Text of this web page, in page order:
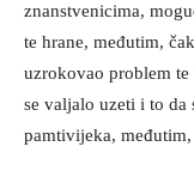
znanstvenicima,
te hrane, međutim,
uzrokovao problem
se valjalo uzeti i to da
pamtivijeka,